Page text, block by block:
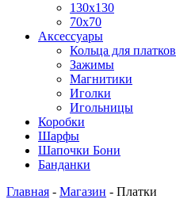
130x130
70х70
Аксессуары
Кольца для платков
Зажимы
Магнитики
Иголки
Игольницы
Коробки
Шарфы
Шапочки Бони
Банданки
Главная - Магазин - Платки